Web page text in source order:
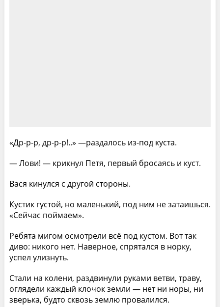
«Др-р-р, др-р-р!..» —раздалось из-под куста.
— Лови! — крикнул Петя, первый бросаясь и куст.
Вася кинулся с другой стороны.
Кустик густой, но маленький, под ним не затаишься.
«Сейчас поймаем».
Ребята мигом осмотрели всё под кустом. Вот так
диво: никого нет. Наверное, спрятался в норку,
успел улизнуть.
Стали на колени, раздвинули руками ветви, траву,
оглядели каждый клочок земли — нет ни норы, ни
зверька, будто сквозь землю провалился.